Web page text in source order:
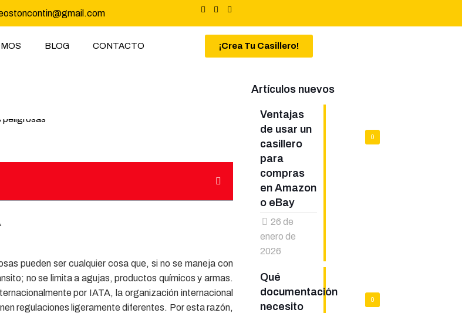
BLOG CONTACTO ¡Crea Tu Casillero!
pueden ser cualquier cosa que, si no se maneja con
no se limita a agujas, productos químicos y armas.
por IATA, la organización internacional
regulaciones ligeramente diferentes. Por esta razón,
Artículos nuevos
0
Ventajas
de usar un
casillero
para
compras
en Amazon
o eBay
26 de
enero de
2026
0
Qué
documentación
necesito